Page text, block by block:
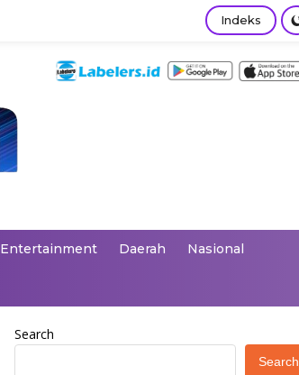
Indeks
Entertainment Daerah Nasional
Search
Search